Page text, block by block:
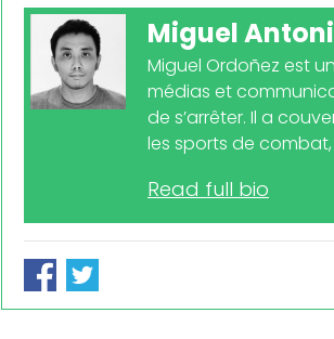
Miguel
Miguel Ordoñez est
médias et
de s’arrêter. Il a
les sports de
Read full bio